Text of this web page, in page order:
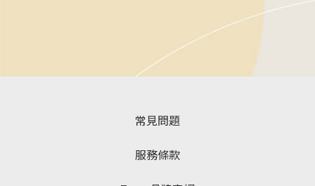
常見問題
服務條款